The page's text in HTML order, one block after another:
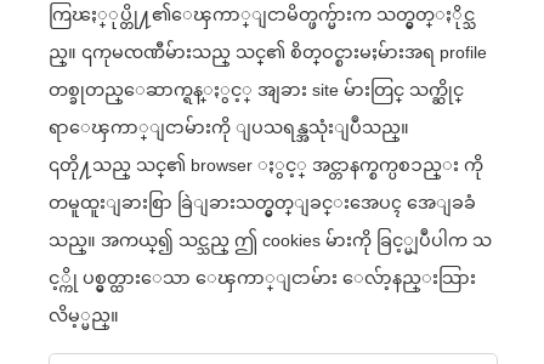
ကြၽႏ္ုပ္တို႔၏ေၾကာ္ျငာမိတ္ဖက္မ်ားက သတ္မွတ္ႏိုင္သ
ည္။ ၎ကုမၸဏီမ်ားသည္ သင္၏ စိတ္ဝင္စားမႈမ်ားအရ profile
တစ္ခုတည္ေဆာက္ရန္ႏွင့္ အျခား site မ်ားတြင္ သက္ဆိုင္
ရာေၾကာ္ျငာမ်ားကို ျပသရန္အသုံးျပဳသည္။
၎တို႔သည္ သင္၏ browser ႏွင့္ အင္တာနက္စက္ပစၥည္း ကို
တမူထူးျခားစြာ ခြဲျခားသတ္မွတ္ျခင္းအေပၚ အေျခခံ
သည္။ အကယ္၍ သင္သည္ ဤ cookies မ်ားကို ခြင့္မျပဳပါက သ
င့္ကို ပစ္မွတ္ထားေသာ ေၾကာ္ျငာမ်ား ေလ်ာ့နည္းသြား
လိမ့္မည္။